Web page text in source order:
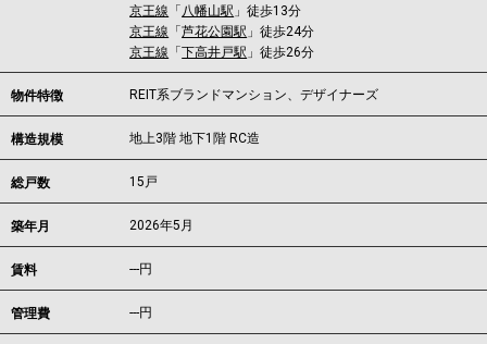
京王線 「 八幡山駅 」徒歩13分
京王線 「芦花公園駅 」徒歩24分
京王線 「下高井戸駅 」徒歩26分
物件特徴 REIT系ブランドマンション、デザイナーズ
構造規模 地上3階 地下1階 RC造
総戸数 15戸
築年月 2026年5月
賃料 ---円
管理費 ---円